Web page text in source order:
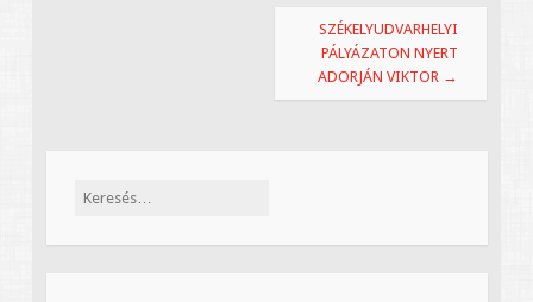
SZÉKELYUDVARHELYI
PÁLYÁZATON NYERT
ADORJÁN VIKTOR →
Keresés: